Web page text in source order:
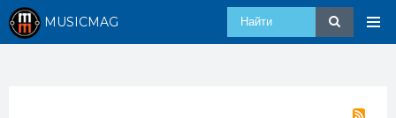
MUSICMAG